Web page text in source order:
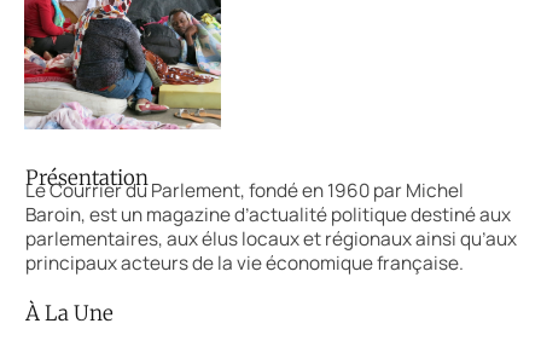
Présentation
Le Courrier du Parlement, fondé en 1960 par Michel
Baroin, est un magazine d’actualité politique destiné aux
parlementaires, aux élus locaux et régionaux ainsi qu’aux
principaux acteurs de la vie économique française.
À La Une